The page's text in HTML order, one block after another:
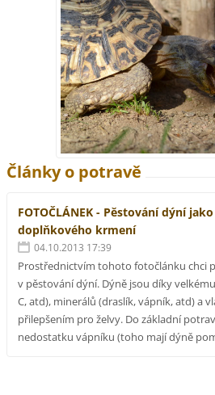
Články o potravě
FOTOČLÁNEK - Pěstování dýní
doplňkového krmení
04.10.2013 17:39
Prostřednictvím tohoto fotočlánku chci
v pěstování dýní. Dýně jsou díky
C, atd), minerálů (draslík, vápník, atd) a
přilepšením pro želvy. Do základní
nedostatku vápníku (toho mají dýně